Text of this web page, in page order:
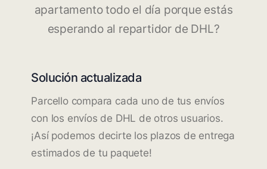
apartamento todo el día porque estás
esperando al repartidor de DHL?
Solución actualizada
Parcello compara cada uno de tus envíos
con los envíos de DHL de otros usuarios.
¡Así podemos decirte los plazos de entrega
estimados de tu paquete!